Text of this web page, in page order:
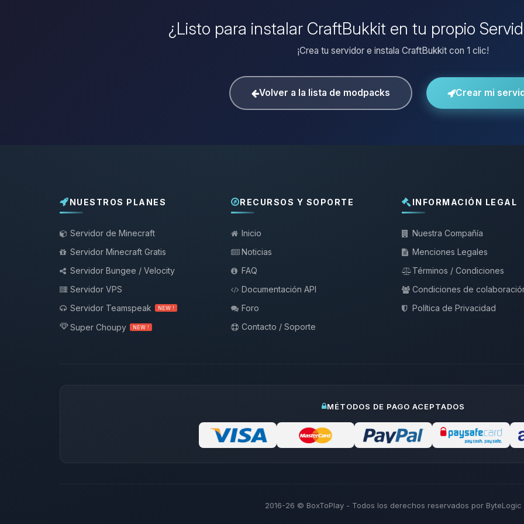
¿Listo para instalar CraftBukkit en tu propio
¡Crea tu servidor e instala CraftBukkit con 1 clic!
Volver a la lista de modpacks Crear mi
NUESTROS PLANES
Servidor de Minecraft
Servidor Minecraft Gratis
Servidor Bungee / Velocity
Servidor VPS
Servidor Teamspeak
NEW !
Super Choupy NEW !
RECURSOS Y SOPORTE
Inicio
Noticias
FAQ
Documentación API
Foro
Contacto / Soporte
INFORMACIÓN LEGAL
Nuestra Compañía
Menciones Legales
Términos / Condiciones
Condiciones de
Política de Privacidad
MÉTODOS DE PAGO ACEPTADOS
2016-26 © BoxToPlay - Todos los derechos reservados por ByteLogic